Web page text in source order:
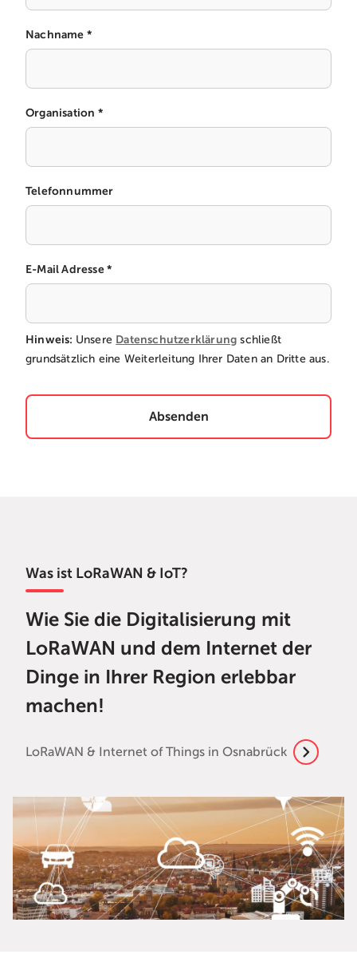
Nachname *
Organisation *
Telefonnummer
E-Mail Adresse *
Hinweis: Unsere Datenschutzerklärung schließt
grundsätzlich eine Weiterleitung Ihrer Daten an Dritte aus.
Absenden
Was ist LoRaWAN & IoT?
Wie Sie die Digitalisierung mit
LoRaWAN und dem Internet der
Dinge in Ihrer Region erlebbar
machen!
LoRaWAN & Internet of Things in Osnabrück